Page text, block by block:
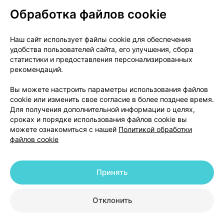
О проекте
Новости проекта
Размещение рекламы
Медицинский маркетинг
Публичный договор
Доставка
Способы оплаты
Вакансии
Партнеры
Написать руководителю 103.by
Написать в поддержку
Персональные настройки Cookie
© 2026 ООО «Артокс Лаб», УНП 191700409 | 220012, Республика Беларусь,
+375 291212755
Обработка файлов cookie
Наш сайт использует файлы cookie для обеспечения
удобства пользователей сайта, его улучшения, сбора
статистики и предоставления персонализированных
рекомендаций.
Вы можете настроить параметры использования файлов
cookie или изменить свое согласие в более позднее время.
Для получения дополнительной информации о целях,
сроках и порядке использования файлов cookie вы
можете ознакомиться с нашей Политикой обработки
файлов cookie
Отклонить
Принять